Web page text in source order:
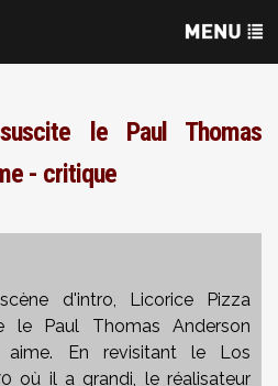
le Paul Thomas
- critique
d'intro, Licorice Pizza
le Paul Thomas Anderson
En revisitant le Los
où il a grandi, le réalisateur